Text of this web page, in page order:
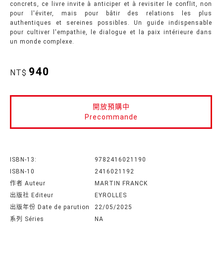
concrets, ce livre invite à anticiper et à revisiter le conflit, non
pour l'éviter, mais pour bâtir des relations les plus
authentiques et sereines possibles. Un guide indispensable
pour cultiver l'empathie, le dialogue et la paix intérieure dans
un monde complexe.
NT$ 940
開放預購中
Precommande
ISBN-13:
9782416021190
ISBN-10
2416021192
作者 Auteur
MARTIN FRANCK
出版社 Editeur
EYROLLES
出版年份 Date de parution
22/05/2025
系列 Séries
NA